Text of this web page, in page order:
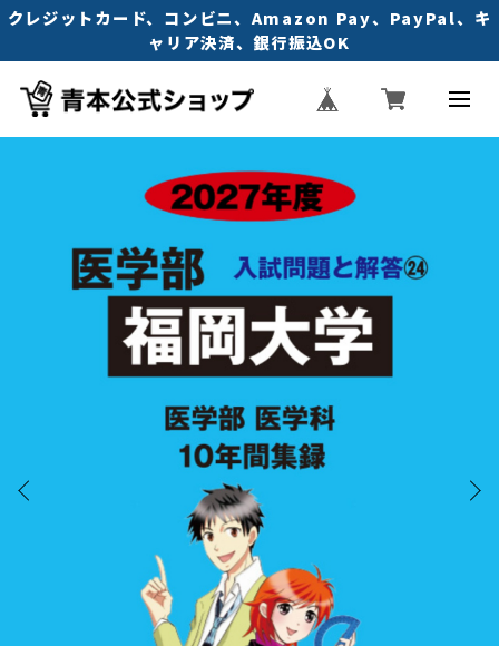
クレジットカード、コンビニ、Amazon Pay、PayPal、キ
ャリア決済、銀行振込OK